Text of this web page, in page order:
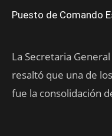
Puesto de Comando
La Secretaria
resaltó que una de
fue la consolidación